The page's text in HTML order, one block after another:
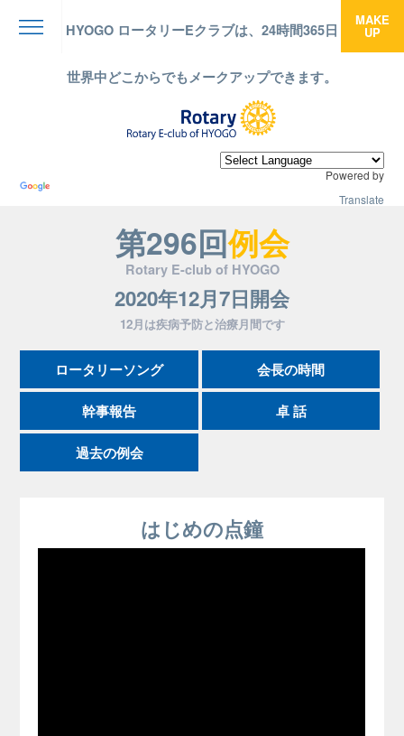
HYOGO ロータリーEクラブは、24時間365日
世界中どこからでもメークアップできます。
MAKE
UP
Powered by
Translate
第296回例会
Rotary E-club of HYOGO
2020年12月7日開会
12月は疾病予防と治療月間です
ロータリーソング 会長の時間
幹事報告 卓 話
過去の例会
はじめの点鐘